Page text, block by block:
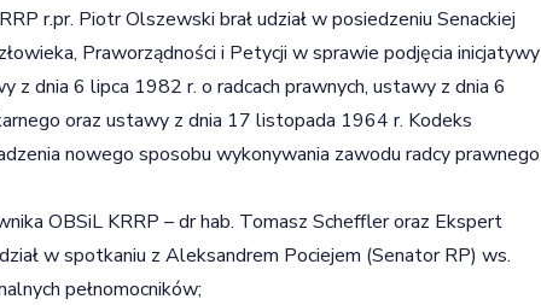
r.pr. Piotr Olszewski brał udział w posiedzeniu Senackiej
Praworządności i Petycji w sprawie podjęcia inicjatywy
z dnia 6 lipca 1982 r. o radcach prawnych, ustawy z dnia 6
oraz ustawy z dnia 17 listopada 1964 r. Kodeks
nowego sposobu wykonywania zawodu radcy prawnego
OBSiL KRRP – dr hab. Tomasz Scheffler oraz Ekspert
w spotkaniu z Aleksandrem Pociejem (Senator RP) ws.
pełnomocników;